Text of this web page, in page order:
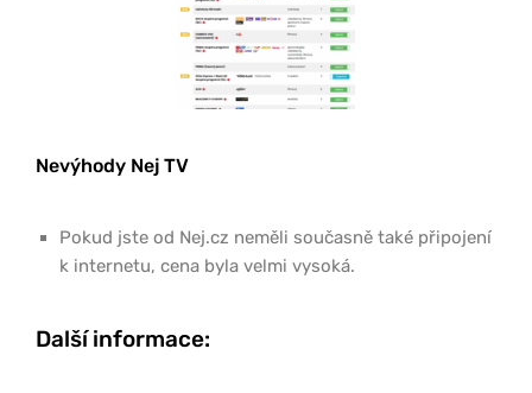
Nevýhody Nej TV
Pokud jste od Nej.cz neměli současně také připojení
k internetu, cena byla velmi vysoká.
Další informace: